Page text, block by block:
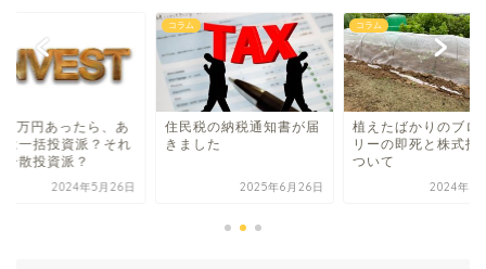
万円あったら、あ
は一括投資派？それ
分散投資派？
2024年5月26日
コラム
住民税の納税通知書が届
きました
2025年6月26日
コラム
植えたばかりのブロ
リーの即死と株式投
ついて
2024年9